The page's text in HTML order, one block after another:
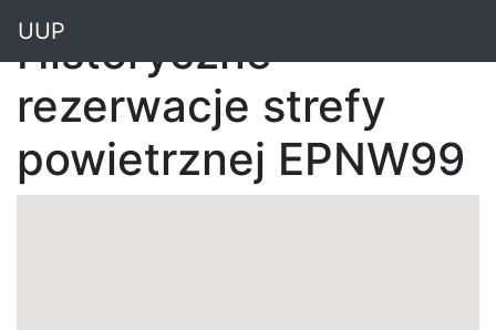
UUP
Historyczne
rezerwacje strefy
powietrznej EPNW99